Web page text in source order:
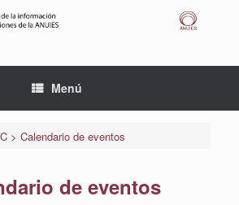
Menú
> Calendario de eventos
de eventos